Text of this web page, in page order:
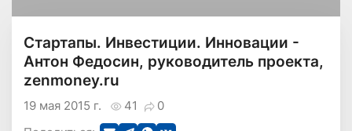
Стартапы. Инвестиции. Инновации -
Антон Федосин, руководитель проекта,
zenmoney.ru
41 0
19 мая 2015 г.